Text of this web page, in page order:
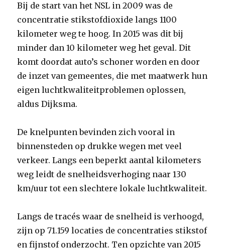
Bij de start van het NSL in 2009 was de
concentratie stikstofdioxide langs 1100
kilometer weg te hoog. In 2015 was dit bij
minder dan 10 kilometer weg het geval. Dit
komt doordat auto’s schoner worden en door
de inzet van gemeentes, die met maatwerk hun
eigen luchtkwaliteitproblemen oplossen,
aldus Dijksma.
De knelpunten bevinden zich vooral in
binnensteden op drukke wegen met veel
verkeer. Langs een beperkt aantal kilometers
weg leidt de snelheidsverhoging naar 130
km/uur tot een slechtere lokale luchtkwaliteit.
Langs de tracés waar de snelheid is verhoogd,
zijn op 71.159 locaties de concentraties stikstof
en fijnstof onderzocht. Ten opzichte van 2015